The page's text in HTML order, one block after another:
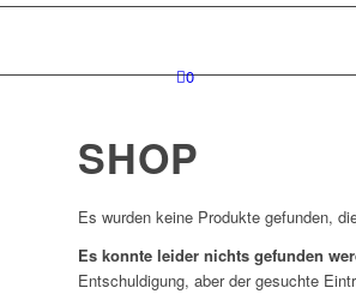
0
SHOP
Es wurden keine Produkte gefunden,
Es konnte leider nichts gefunden
Entschuldigung, aber der gesuchte